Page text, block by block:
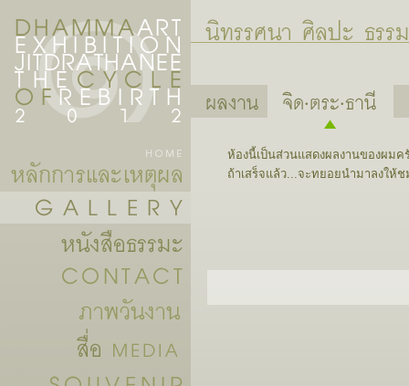
ห้องนี้เป็นส่วนแสดงผลงานของผมค
ถ้าเสร็จแล้ว...จะทยอยนำมาลงให้